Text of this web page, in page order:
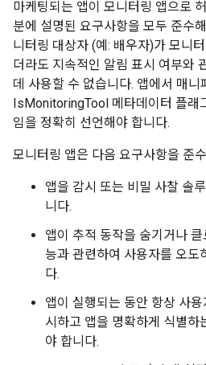
마케팅되는 앱이 모니터링 앱으로
분에 설명된 요구사항을 모두 준수
니터링 대상자 (예: 배우자)가 모니
더라도 지속적인 알림 표시 여부와
데 사용할 수 없습니다. 앱에서 매니
IsMonitoringTool 메타데이터 플래
임을 정확히 선언해야 합니다.
모니터링 앱은 다음 요구사항을 준
앱을 감시 또는 비밀 사찰 솔
니다.
앱이 추적 동작을 숨기거나
능과 관련하여 사용자를 오도
다.
앱이 실행되는 동안 항상 사
시하고 앱을 명확하게 식별하
야 합니다.